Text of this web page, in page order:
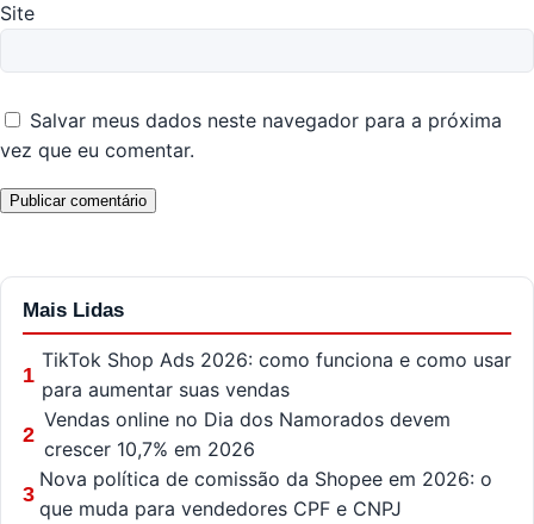
Site
Salvar meus dados neste navegador para a próxima
vez que eu comentar.
Mais Lidas
1
TikTok Shop Ads 2026: como funciona e como usar
para aumentar suas vendas
2
Vendas online no Dia dos Namorados devem
crescer 10,7% em 2026
3
Nova política de comissão da Shopee em 2026: o
que muda para vendedores CPF e CNPJ